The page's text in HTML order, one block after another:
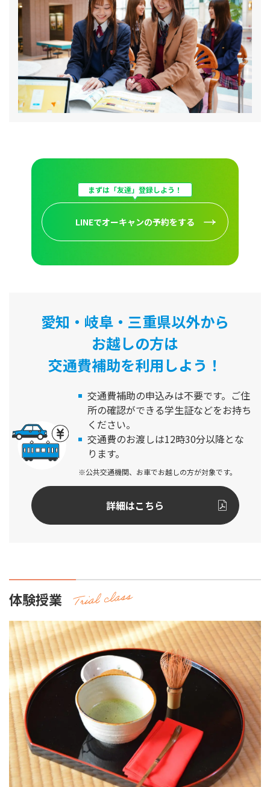
まずは「友達」登録しよう！
LINEでオーキャンの予約をする
愛知・岐阜・三重県以外から
お越しの方は
交通費補助を利用しよう！
交通費補助の申込みは不要です。 ご住
所の確認ができる学生証などをお持ち
ください。
交通費のお渡しは12時30分以降とな
ります。
※公共交通機関、お車でお越しの方が対象です。
詳細はこちら
体験授業